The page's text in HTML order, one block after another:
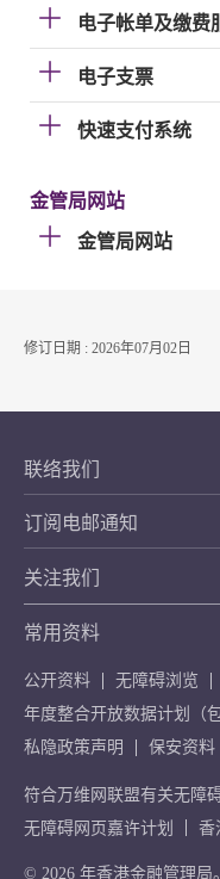
电子帐单及缴费
电子支票
快速支付系统
金管局网站
金管局网站
修订日期 : 2026年07月02日
联络我们
订阅电邮通知
关注我们
常用资料
公开资料
无障碍浏览
年度整合开放数据计划（
私隐政策声明
保安资料
符合万维网联盟有关无障
无障碍网页嘉许计划
香
© 2026 年香港金融管理局